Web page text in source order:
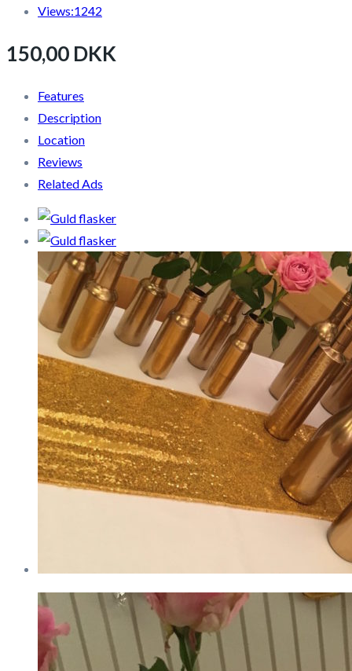
Views:1242
150,00 DKK
Features
Description
Location
Reviews
Related Ads